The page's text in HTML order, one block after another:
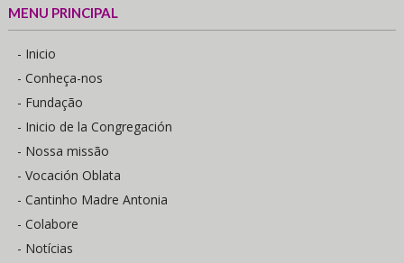
MENU PRINCIPAL
- Inicio
- Conheça-nos
- Fundação
- Inicio de la Congregación
- Nossa missão
- Vocación Oblata
- Cantinho Madre Antonia
- Colabore
- Notícias